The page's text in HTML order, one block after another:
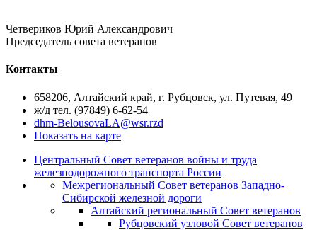
Четвериков Юрий Александрович
Председатель cовета ветеранов
Контакты
658206, Алтайский край, г. Рубцовск, ул. Путевая, 49
ж/д тел. (97849) 6-62-54
dhm-BelousovaLA@wsr.rzd
Показать на карте
Центральный Совет ветеранов войны и труда
железнодорожного транспорта России
Межрегиональный Совет ветеранов Западно-
Сибирской железной дороги
Алтайский региональный Совет ветеранов
Рубцовский узловой Совет ветеранов